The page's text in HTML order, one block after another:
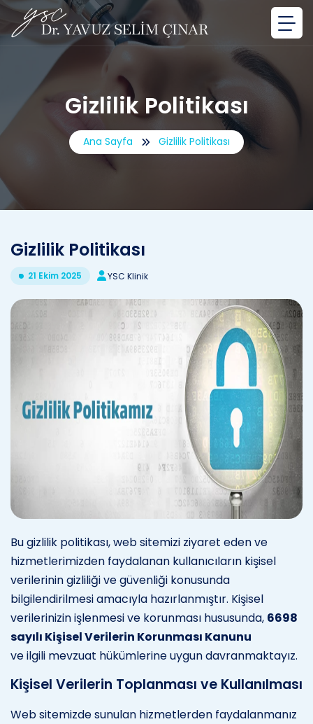
Gizlilik Politikası
Ana Sayfa Gizlilik Politikası
Gizlilik Politikası
21 Ekim 2025 YSC Klinik
Bu gizlilik politikası, web sitemizi ziyaret eden ve
hizmetlerimizden faydalanan kullanıcıların kişisel
verilerinin gizliliği ve güvenliği konusunda
bilgilendirilmesi amacıyla hazırlanmıştır. Kişisel
verilerinizin işlenmesi ve korunması hususunda, 6698
sayılı Kişisel Verilerin Korunması Kanunu
ve ilgili mevzuat hükümlerine uygun davranmaktayız.
Kişisel Verilerin Toplanması ve Kullanılması
Web sitemizde sunulan hizmetlerden faydalanmanız